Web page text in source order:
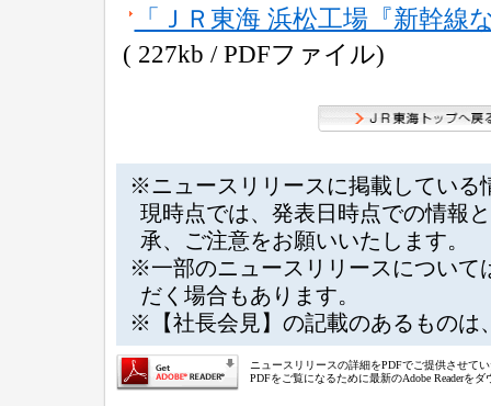
「ＪＲ東海 浜松工場『新幹
( 227kb / PDFファイル)
※ニュースリリースに掲載している
現時点では、発表日時点での情報
承、ご注意をお願いいたします。
※一部のニュースリリースについて
だく場合もあります。
※【社長会見】の記載のあるものは
ニュースリリースの詳細をPDFでご提供させて
PDFをご覧になるために最新のAdobe Readerを